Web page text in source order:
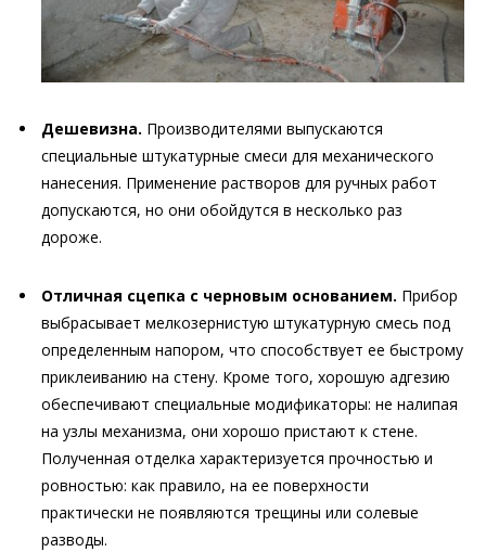
Дешевизна. Производителями выпускаются
специальные штукатурные смеси для механического
нанесения. Применение растворов для ручных работ
допускаются, но они обойдутся в несколько раз
дороже.
Отличная сцепка с черновым основанием. Прибор
выбрасывает мелкозернистую штукатурную смесь под
определенным напором, что способствует ее быстрому
приклеиванию на стену. Кроме того, хорошую адгезию
обеспечивают специальные модификаторы: не налипая
на узлы механизма, они хорошо пристают к стене.
Полученная отделка характеризуется прочностью и
ровностью: как правило, на ее поверхности
практически не появляются трещины или солевые
разводы.